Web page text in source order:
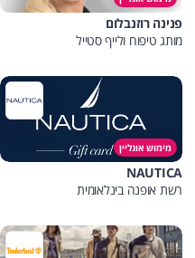
פנינה רוזנבלום
מותג טיפוח ולייף סטייל
מימוש אונליין
NAUTICA
רשת אופנה בינלאומית